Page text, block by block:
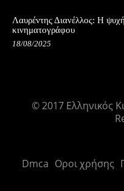
Λαυρέντης Διανέλλος: Η
κινηματογράφου
18/08/2025
© 2017 Ελληνικός
Dmca Οροι χρήσης